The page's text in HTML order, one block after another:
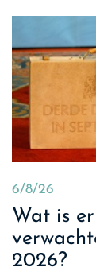
6/8/26
Wat is
2026?